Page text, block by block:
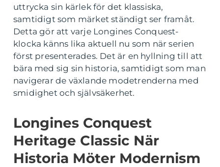
uttrycka sin kärlek för det klassiska,
samtidigt som märket ständigt ser framåt.
Detta gör att varje Longines Conquest-
klocka känns lika aktuell nu som när serien
först presenterades. Det är en hyllning till att
bära med sig sin historia, samtidigt som man
navigerar de växlande modetrenderna med
smidighet och självsäkerhet.
Longines Conquest
Heritage Classic När
Historia Möter Modernism